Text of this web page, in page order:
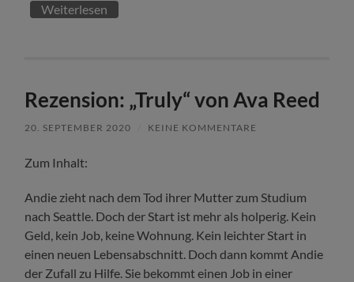
Weiterlesen
Rezension: „Truly“ von Ava Reed
20. SEPTEMBER 2020 KEINE KOMMENTARE
Zum Inhalt:
Andie zieht nach dem Tod ihrer Mutter zum Studium
nach Seattle. Doch der Start ist mehr als holperig. Kein
Geld, kein Job, keine Wohnung. Kein leichter Start in
einen neuen Lebensabschnitt. Doch dann kommt Andie
der Zufall zu Hilfe. Sie bekommt einen Job in einer